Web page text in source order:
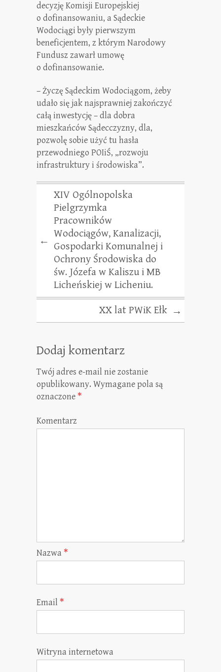
decyzję Komisji Europejskiej
o dofinansowaniu, a Sądeckie
Wodociągi były pierwszym
beneficjentem, z którym Narodowy
Fundusz zawarł umowę
o dofinansowanie.
– Życzę Sądeckim Wodociągom, żeby
udało się jak najsprawniej zakończyć
całą inwestycję – dla dobra
mieszkańców Sądecczyzny, dla,
pozwolę sobie użyć tu hasła
przewodniego POIiŚ, „rozwoju
infrastruktury i środowiska”.
←
XIV Ogólnopolska
Pielgrzymka
Pracowników
Wodociągów, Kanalizacji,
Gospodarki Komunalnej i
Ochrony Środowiska do
św. Józefa w Kaliszu i MB
Licheńskiej w Licheniu.
XX lat PWiK Ełk →
Dodaj komentarz
Twój adres e-mail nie zostanie
opublikowany. Wymagane pola są
oznaczone *
Komentarz
Nazwa *
Email *
Witryna internetowa